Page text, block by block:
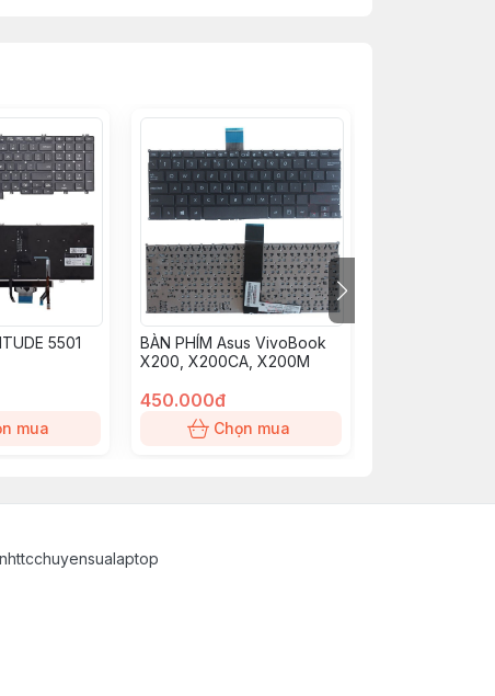
5501
mua
BÀN PHÍM Asus VivoBook
X200, X200CA, X200M
450.000đ
Chọn mua